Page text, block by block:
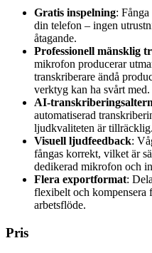
Gratis inspelning:
din telefon – ingen
åtagande.
Professionell mänsklig
mikrofon producerar
transkriberare ändå
verktyg kan ha svårt med.
AI-
automatiserad
ljudkvaliteten är tillräcklig.
Visuell ljudfeedback:
fångas korrekt, vilket är
dedikerad mikrofon och
Flera exportformat:
flexibelt och kompensera
arbetsflöde.
Pris